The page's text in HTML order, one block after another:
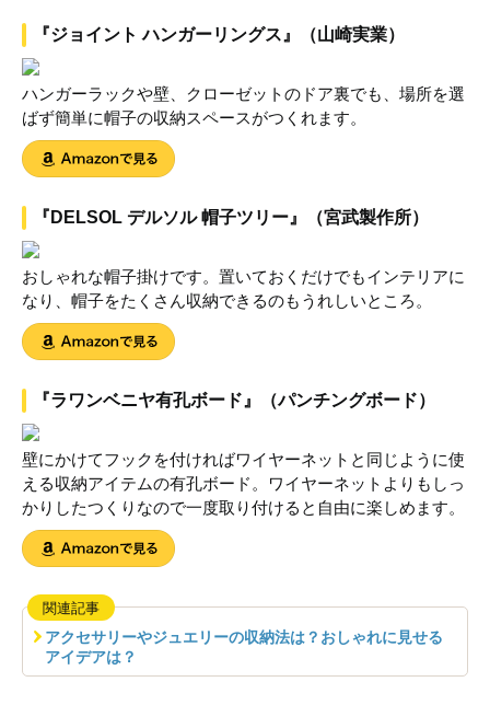
『ジョイント ハンガーリングス』（山崎実業）
ハンガーラックや壁、クローゼットのドア裏でも、場所を選
ばず簡単に帽子の収納スペースがつくれます。
『DELSOL デルソル 帽子ツリー』（宮武製作所）
おしゃれな帽子掛けです。置いておくだけでもインテリアに
なり、帽子をたくさん収納できるのもうれしいところ。
『ラワンベニヤ有孔ボード』（パンチングボード）
壁にかけてフックを付ければワイヤーネットと同じように使
える収納アイテムの有孔ボード。ワイヤーネットよりもしっ
かりしたつくりなので一度取り付けると自由に楽しめます。
関連記事
アクセサリーやジュエリーの収納法は？おしゃれに見せる
アイデアは？